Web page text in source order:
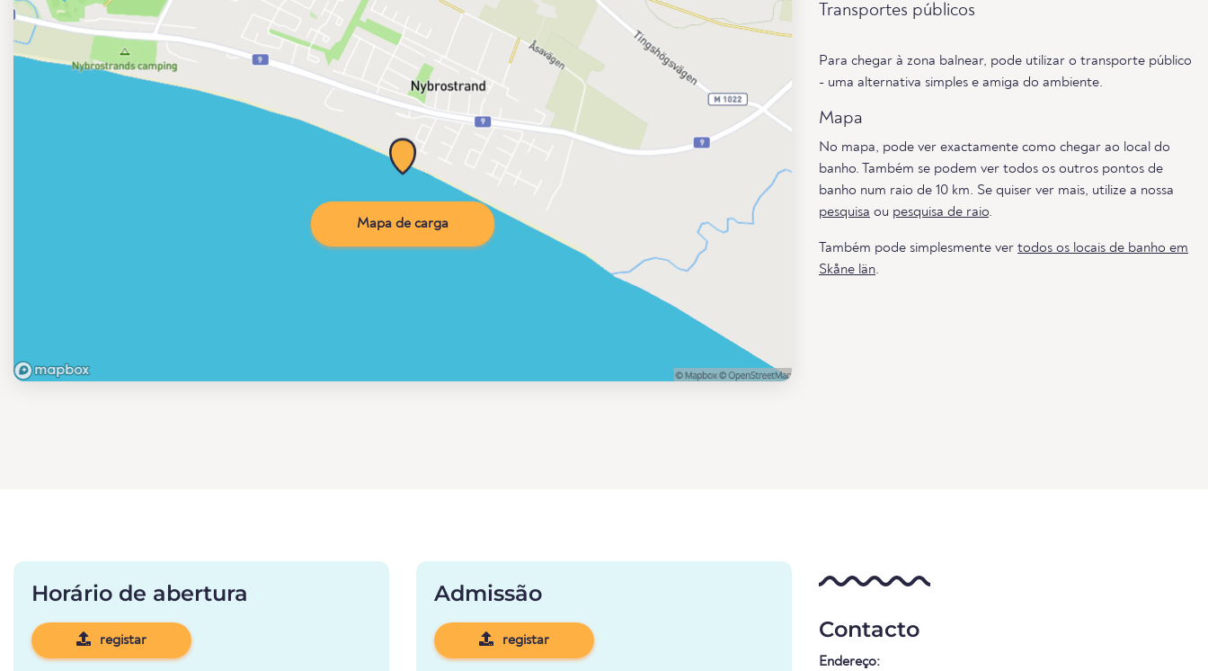
Mapa de carga
Transportes públicos
Para chegar à zona balnear, pode utilizar o transporte público
- uma alternativa simples e amiga do ambiente.
Mapa
No mapa, pode ver exactamente como chegar ao local do
banho. Também se podem ver todos os outros pontos de
banho num raio de 10 km. Se quiser ver mais, utilize a nossa
pesquisa ou pesquisa de raio.
Também pode simplesmente ver todos os locais de banho em
Skåne län.
Horário de abertura
registar
Admissão
registar Contacto
Endereço: